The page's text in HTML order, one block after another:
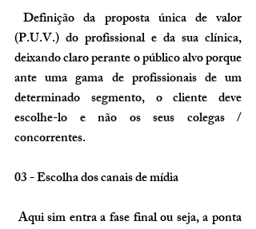
Definição da proposta única de valor
(P.U.V.) do profissional e da sua clínica,
deixando claro perante o público alvo porque
ante uma gama de profissionais de um
determinado segmento, o cliente deve
escolhe-lo e não os seus colegas /
concorrentes.
03 - Escolha dos canais de mídia
Aqui sim entra a fase final ou seja, a ponta